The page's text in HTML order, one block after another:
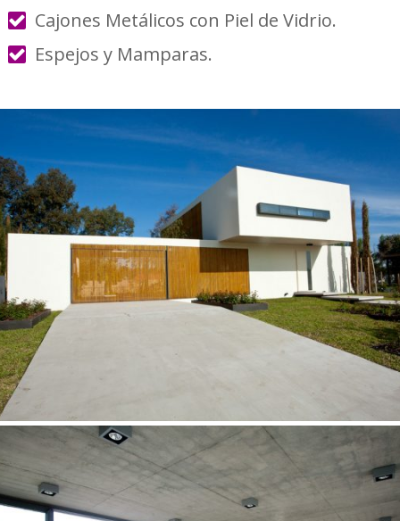
Cajones Metálicos con Piel de Vidrio.
Espejos y Mamparas.